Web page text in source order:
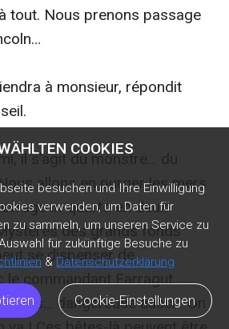
COOKIES
besuchen und Ihre Einwilligung
verwenden, um Daten für
zu sammeln, um unseren Service zu
für zukünftige Besuche zu
& Datenschutzerklärung
Cookie-Einstellungen